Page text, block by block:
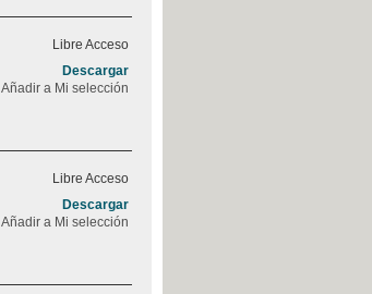
Libre Acceso
Descargar
Añadir a Mi selección
Libre Acceso
Descargar
Añadir a Mi selección